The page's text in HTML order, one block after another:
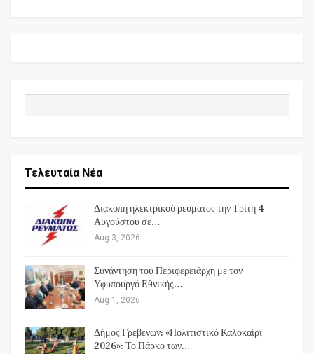
Τελευταία Νέα
Διακοπή ηλεκτρικού ρεύματος την Τρίτη 4
Αυγούστου σε…
Aug 3, 2026
Συνάντηση του Περιφερειάρχη με τον
Υφυπουργό Εθνικής…
Aug 1, 2026
Δήμος Γρεβενών: «Πολιτιστικό Καλοκαίρι
2026»: Το Πάρκο των…